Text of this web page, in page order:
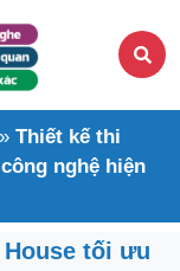
» Thiết kế thi
nghệ hiện
tối ưu